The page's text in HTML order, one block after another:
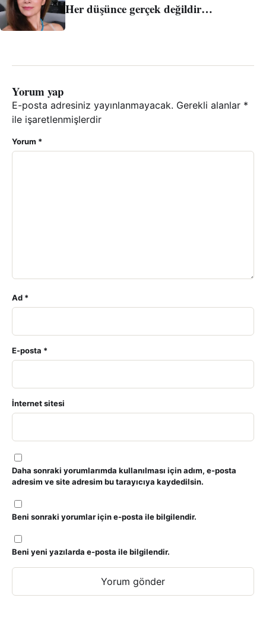
Her düşünce gerçek değildir…
Yorum yap
E-posta adresiniz yayınlanmayacak. Gerekli alanlar *
ile işaretlenmişlerdir
Yorum *
Ad *
E-posta *
İnternet sitesi
Daha sonraki yorumlarımda kullanılması için adım, e-posta
adresim ve site adresim bu tarayıcıya kaydedilsin.
Beni sonraki yorumlar için e-posta ile bilgilendir.
Beni yeni yazılarda e-posta ile bilgilendir.